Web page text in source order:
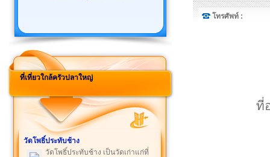
ที่เที่ยวใกล้ครัวปลาใหญ่
วัดโพธิ์ประทับช้าง
วัดโพธิ์ประทับช้าง เป็นวัดเก่าแก่ที่
โทรศัพท์ :
ที่